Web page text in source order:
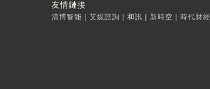
友情鏈接
清博智能 | 艾媒諮詢 | 和訊 | 新時空 | 時代財經